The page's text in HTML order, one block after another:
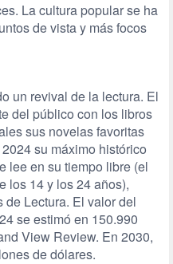
La cultura popular se ha
de vista y más focos
un revival de la lectura. El
del público con los libros
sus novelas favoritas
su máximo histórico
lee en su tiempo libre (el
los 14 y los 24 años),
Lectura. El valor del
se estimó en 150.990
View Review. En 2030,
de dólares.